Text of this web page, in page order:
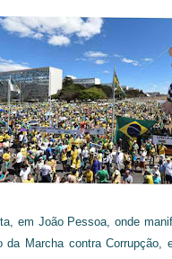
em João Pessoa, onde
da Marcha contra Corrupção,